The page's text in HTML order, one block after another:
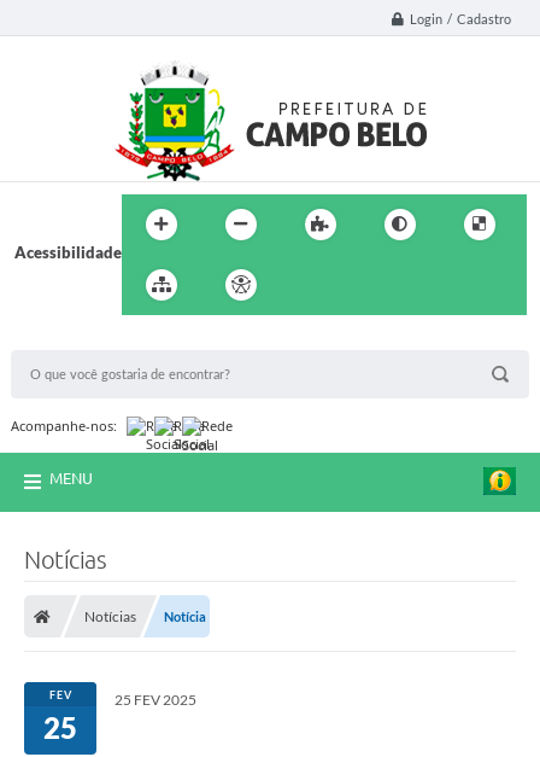
Login / Cadastro
Acessibilidade
Acompanhe-nos:
MENU
Notícias
Notícias Notícia
FEV
25
25 FEV 2025